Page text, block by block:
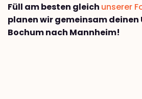
Füll am besten gleich unserer
planen wir gemeinsam deinen
Bochum nach Mannheim!